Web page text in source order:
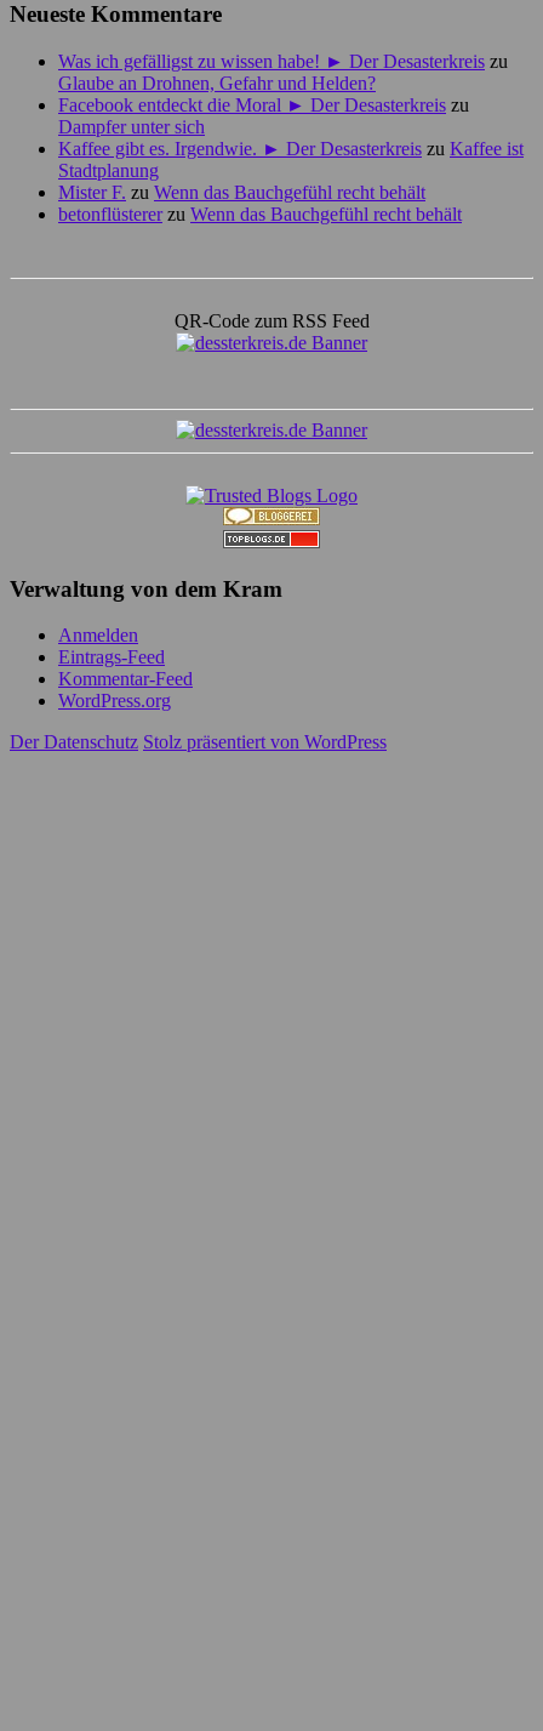
Neueste Kommentare
Was ich gefälligst zu wissen habe! ► Der Desasterkreis zu
Glaube an Drohnen, Gefahr und Helden?
Facebook entdeckt die Moral ► Der Desasterkreis zu
Dampfer unter sich
Kaffee gibt es. Irgendwie. ► Der Desasterkreis zu Kaffee ist
Stadtplanung
Mister F. zu Wenn das Bauchgefühl recht behält
betonflüstererzu Wenn das Bauchgefühl recht behält
QR-Code zum RSS Feed
Verwaltung von dem Kram
Anmelden
Eintrags-Feed
Kommentar-Feed
WordPress.org
Der Datenschutz Stolz präsentiert von WordPress